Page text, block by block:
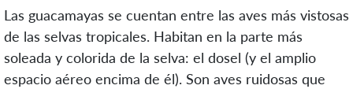
Las guacamayas se cuentan entre las aves más vistosas
de las selvas tropicales. Habitan en la parte más
soleada y colorida de la selva: el dosel (y el amplio
espacio aéreo encima de él). Son aves ruidosas que